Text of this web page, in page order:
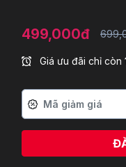
499,000đ
Giá ưu đãi chỉ còn